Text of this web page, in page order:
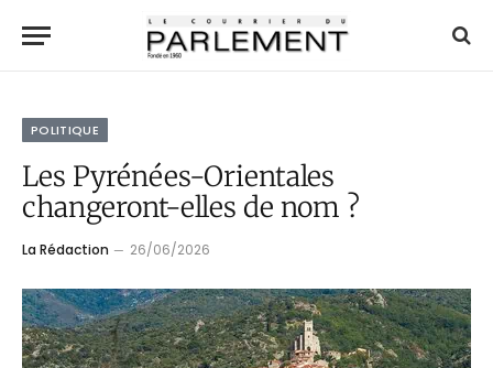
POLITIQUE
Les Pyrénées-Orientales
changeront-elles de nom ?
La Rédaction 26/06/2026